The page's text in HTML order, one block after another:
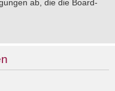
ab, die die Board-